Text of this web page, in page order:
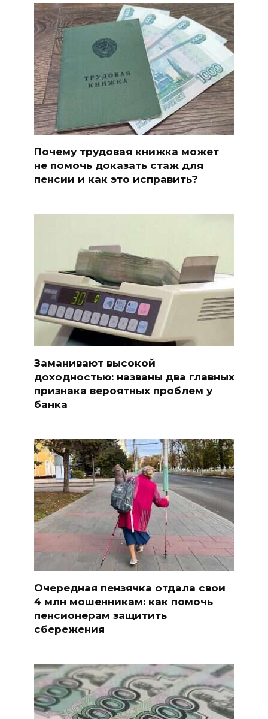
Почему трудовая книжка может
не помочь доказать стаж для
пенсии и как это исправить?
Заманивают высокой
доходностью: названы два главных
признака вероятных проблем у
банка
Очередная пензячка отдала свои
4 млн мошенникам: как помочь
пенсионерам защитить
сбережения